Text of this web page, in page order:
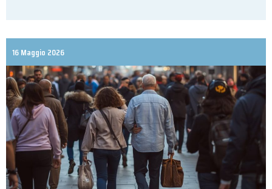
16 Maggio 2026